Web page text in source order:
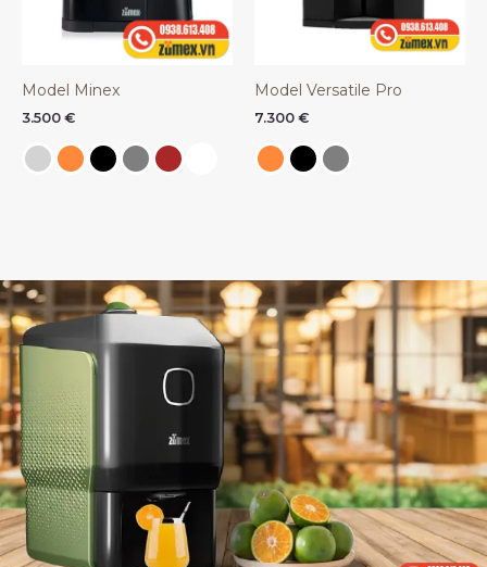
Model Minex
3.500 €
Model Versatile Pro
7.300 €